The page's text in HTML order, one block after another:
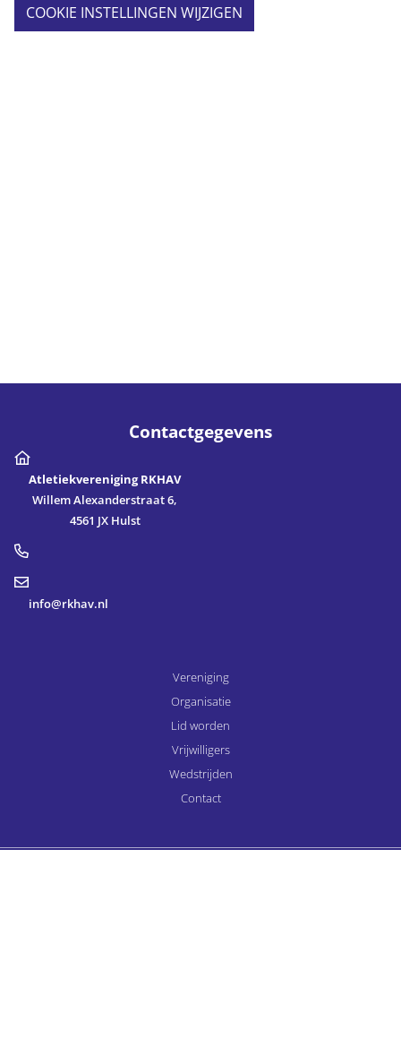
COOKIE INSTELLINGEN WIJZIGEN
Contactgegevens
Atletiekvereniging RKHAV
Willem Alexanderstraat 6,
4561 JX Hulst
info@rkhav.nl
Vereniging
Organisatie
Lid worden
Vrijwilligers
Wedstrijden
Contact